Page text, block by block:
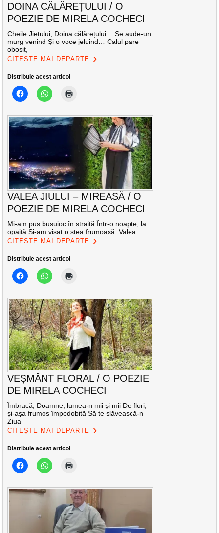
DOINA CĂLĂREȚULUI / O
POEZIE DE MIRELA COCHECI
Cheile Jiețului, Doina călărețului… Se aude-un
murg venind Și o voce jeluind… Calul pare
obosit,
CITEȘTE MAI DEPARTE
Distribuie acest articol
VALEA JIULUI – MIREASĂ / O
POEZIE DE MIRELA COCHECI
Mi-am pus busuioc în straiță Într-o noapte, la
opaiță Și-am visat o stea frumoasă: Valea
CITEȘTE MAI DEPARTE
Distribuie acest articol
VEȘMÂNT FLORAL / O POEZIE
DE MIRELA COCHECI
Îmbracă, Doamne, lumea-n mii și mii De flori,
și-așa frumos împodobită Să te slăvească-n
Ziua
CITEȘTE MAI DEPARTE
Distribuie acest articol